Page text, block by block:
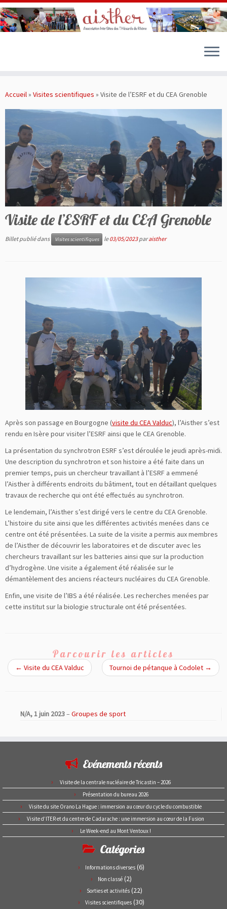
auAccueil » Visites scientifiques » Visite de l’ESRF et du CEA Grenoble
Visite de l’ESRF et du CEA Grenoble
Billet publié dans Visites scientifiques le03/05/2023 paraisther
Après son passage en Bourgogne (visite du CEA Valduc), l’Aisther s’est
rendu en Isère pour visiter l’ESRF ainsi que le CEA Grenoble.
La présentation du synchrotron ESRF s’est déroulée le jeudi après-midi.
Une description du synchrotron et son histoire a été faite dans un
premier temps, puis un chercheur travaillant à l’ESRF a emmené
l’Aisther à différents endroits du bâtiment, tout en détaillant quelques
travaux de recherche qui ont été effectués au synchrotron.
Le lendemain, l’Aisther s’est dirigé vers le centre du CEA Grenoble.
L’histoire du site ainsi que les différentes activités menées dans ce
centre ont été présentées. La suite de la visite a permis aux membres
de l’Aisther de découvrir les laboratoires et de discuter avec les
chercheurs travaillant sur les batteries ainsi que sur la production
d’hydrogène. Une visite a également été réalisée sur le
démantèlement des anciens réacteurs nucléaires du CEA Grenoble.
Enfin, une visite de l’IBS a été réalisée. Les recherches menées par
cette institut sur la biologie structurale ont été présentées.
Parcourir les articles
← Visite du CEA Valduc Tournoi de pétanque à Codolet →
N/A, 1 juin 2023– Groupes de sport
Evénements récents
Visite de la centrale nucléaire de Tricastin – 2026
Présentation du bureau 2026
Visite du site Orano La Hague : immersion au cœur du cycle du combustible
Visite d’ITER et du centre de Cadarache : une immersion au cœur de la Fusion
Le Week-end au Mont Ventoux !
Catégories
Informations diverses(6)
Non classé(2)
Sorties et activités (22)
Visites scientifiques(30)